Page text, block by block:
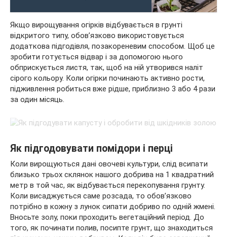
Якщо вирощування огірків відбувається в грунті
відкритого типу, обов’язково використовується
додаткова підгодівля, позакореневим способом. Щоб це
зробити готується відвар і за допомогою нього
обприскується листя, так, щоб на ній утворився наліт
сірого кольору. Коли огірки починають активно рости,
підживлення робиться вже рідше, приблизно 3 або 4 рази
за один місяць.
Як підгодовувати помідори і перці
Коли вирощуються дані овочеві культури, слід всипати
близько трьох склянок нашого добрива на 1 квадратний
метр в той час, як відбувається перекопування грунту.
Коли висаджується саме розсада, то обов’язково
потрібно в кожну з лунок сипати добриво по одній жмені.
Вносьте золу, поки проходить вегетаційний період. До
того, як починати полив, посипте грунт, що знаходиться